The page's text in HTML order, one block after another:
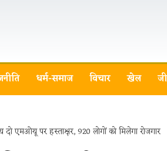
धर्म-समाज विचार खेल